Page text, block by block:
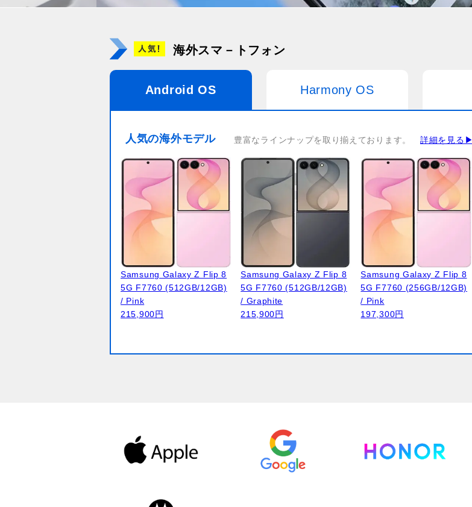
海外スマ－トフォン
Android OS Harmony OS
人気の海外モデル 豊富なラインナップを取り揃えております。 詳細を見る▶
Samsung Galaxy Z Flip 8
5G F7760 (512GB/12GB)
/ Pink
215,900円
Samsung Galaxy Z Flip 8
5G F7760 (512GB/12GB)
/ Graphite
215,900円
Samsung Galaxy Z Flip 8
5G F7760 (256GB/12GB)
/ Pink
197,300円